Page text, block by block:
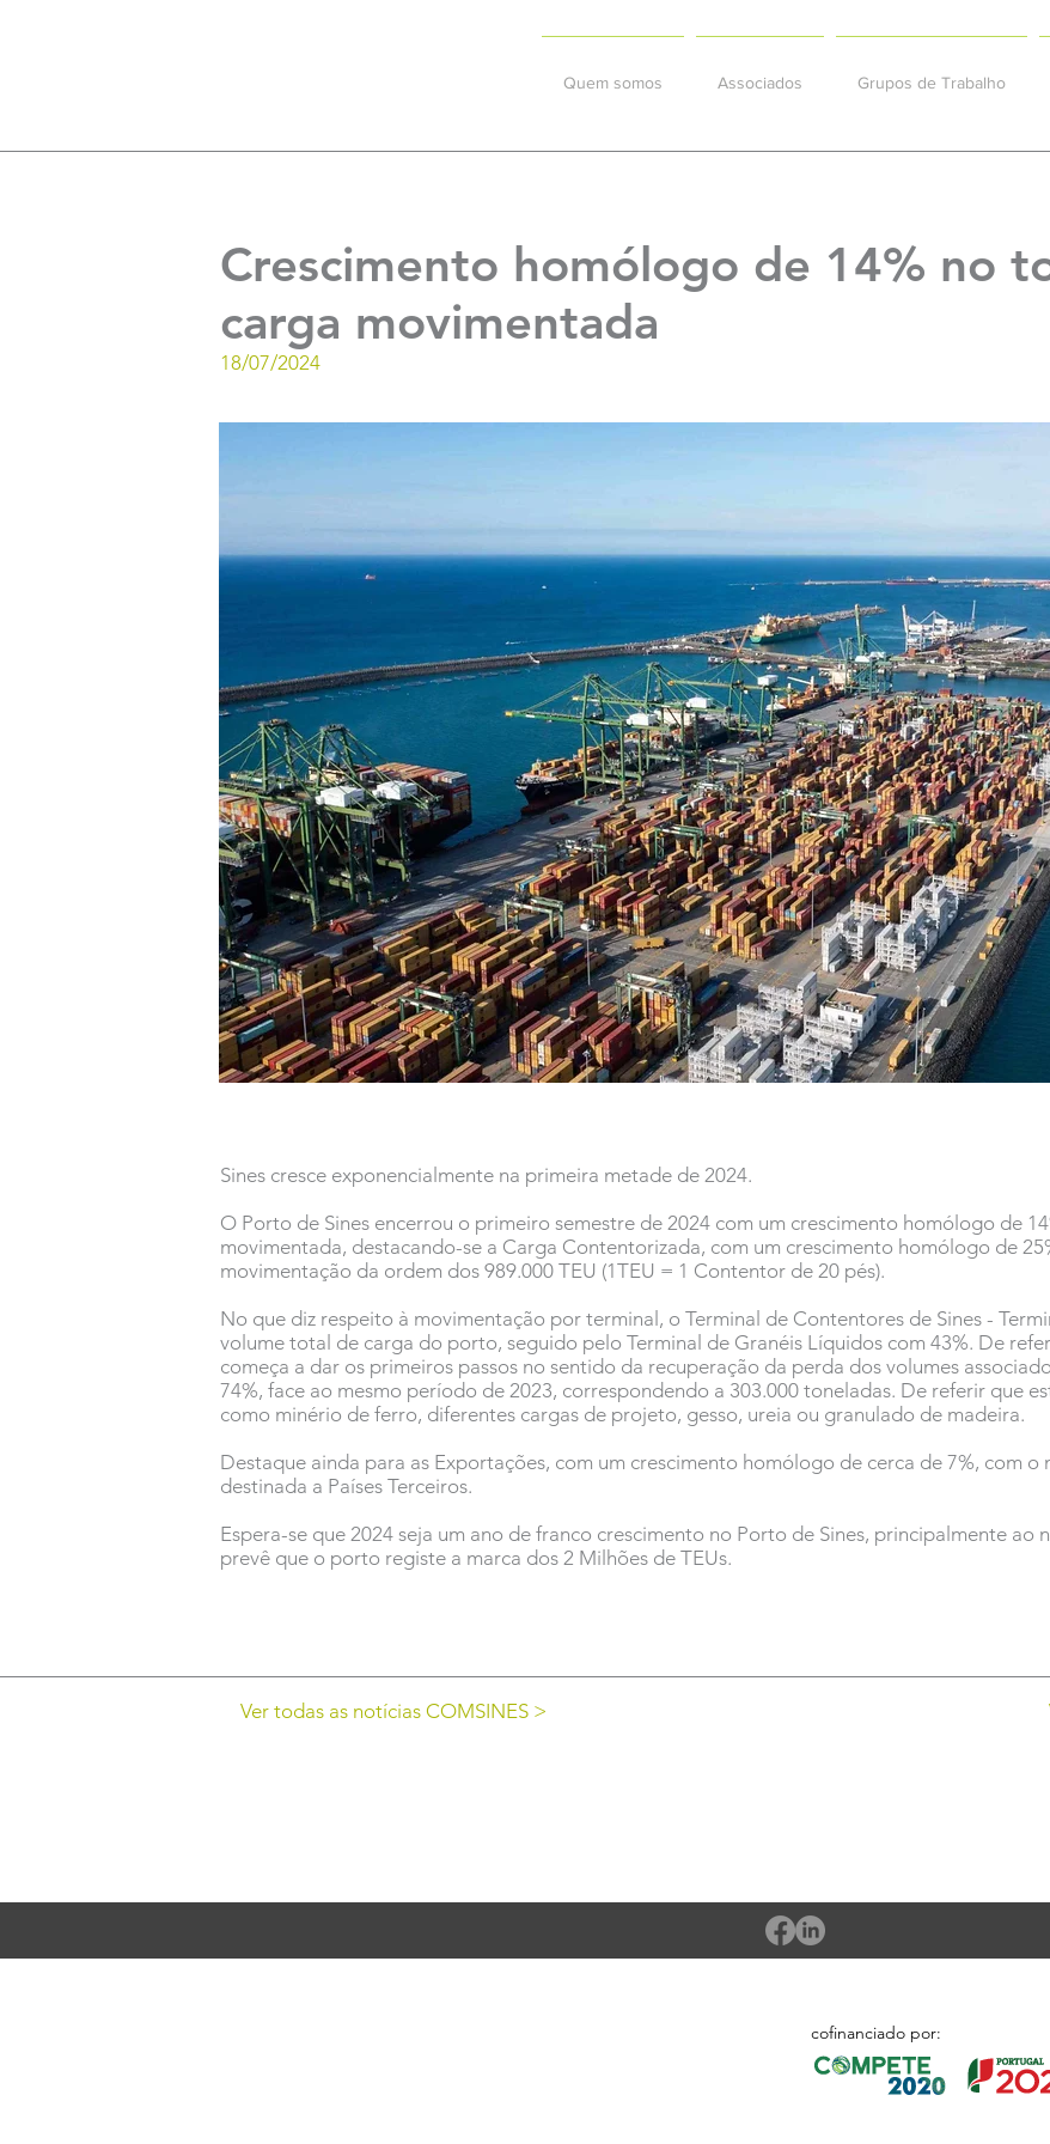
Quem somos Associados Grupos de Trabalho
Crescimento homólogo de 14% no
carga movimentada
18/07/2024
Sines cresce exponencialmente na primeira metade de 2024.
O Porto de Sines encerrou o primeiro semestre de 2024 com um crescimento homólogo de
movimentada, destacando-se a Carga Contentorizada, com um crescimento homólogo de
movimentação da ordem dos 989.000 TEU (1TEU = 1 Contentor de 20 pés).
No que diz respeito à movimentação por terminal, o Terminal de Contentores de Sines -
volume total de carga do porto, seguido pelo Terminal de Granéis Líquidos com 43%. De
começa a dar os primeiros passos no sentido da recuperação da perda dos volumes
74%, face ao mesmo período de 2023, correspondendo a 303.000 toneladas. De referir que
como minério de ferro, diferentes cargas de projeto, gesso, ureia ou granulado de madeira.
Destaque ainda para as Exportações, com um crescimento homólogo de cerca de 7%, com
destinada a Países Terceiros.
Espera-se que 2024 seja um ano de franco crescimento no Porto de Sines, principalmente ao
prevê que o porto registe a marca dos 2 Milhões de TEUs.
Ver todas as notícias COMSINES >
cofinanciado por: